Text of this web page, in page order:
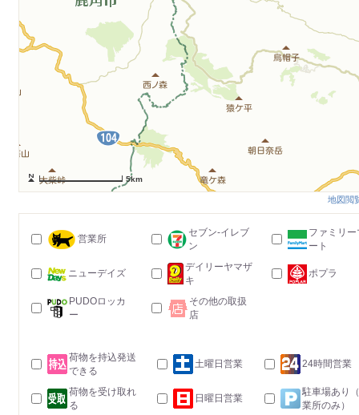
5km
地図閲
営業所
セブン-イレブ
ン
ファミリー
ート
ニューデイズ
デイリーヤマザ
キ
ポプラ
PUDOロッカ
ー
その他の取扱
店
荷物を持込発送
できる
土曜日営業 24時間営業
荷物を受け取れ
る
日曜日営業
駐車場あり
業所のみ）